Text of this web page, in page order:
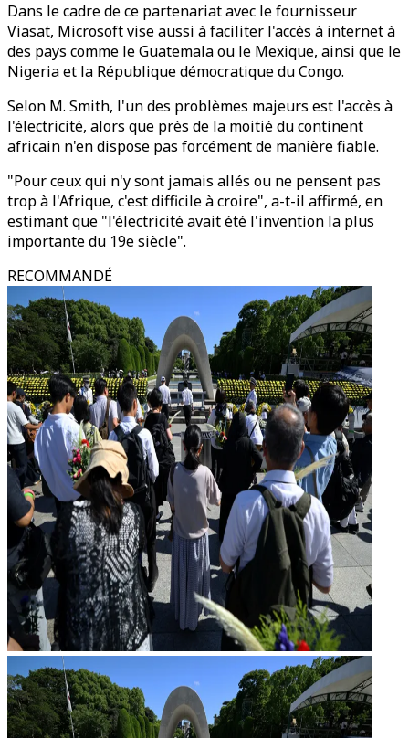
Dans le cadre de ce partenariat avec le fournisseur
Viasat, Microsoft vise aussi à faciliter l'accès à internet à
des pays comme le Guatemala ou le Mexique, ainsi que le
Nigeria et la République démocratique du Congo.
Selon M. Smith, l'un des problèmes majeurs est l'accès à
l'électricité, alors que près de la moitié du continent
africain n'en dispose pas forcément de manière fiable.
"Pour ceux qui n'y sont jamais allés ou ne pensent pas
trop à l'Afrique, c'est difficile à croire", a-t-il affirmé, en
estimant que "l'électricité avait été l'invention la plus
importante du 19e siècle".
RECOMMANDÉ